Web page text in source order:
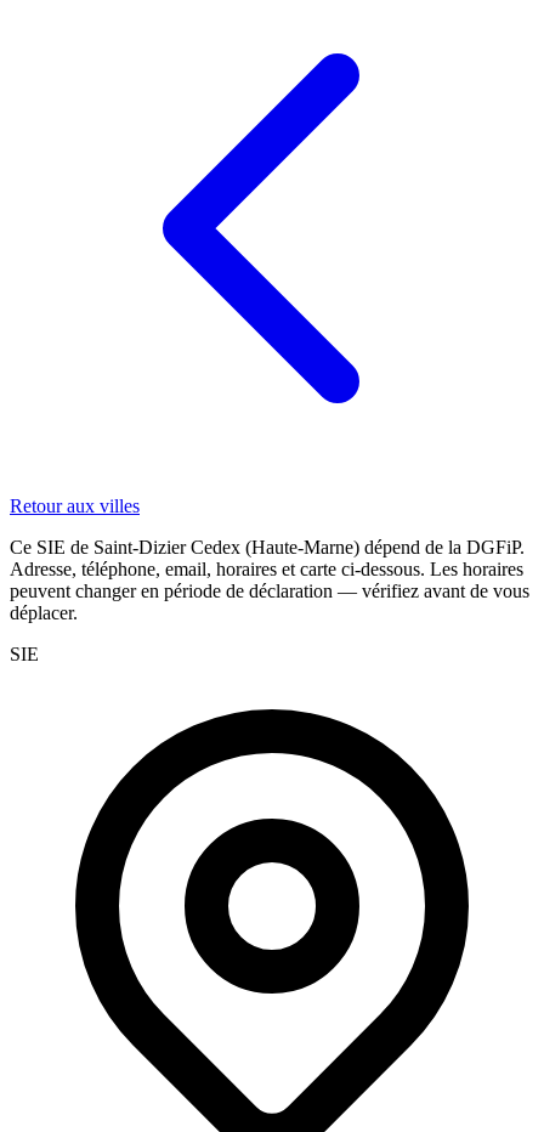
Retour aux villes
Ce SIE de Saint-Dizier Cedex (Haute-Marne) dépend de la DGFiP.
Adresse, téléphone, email, horaires et carte ci-dessous. Les horaires
peuvent changer en période de déclaration — vérifiez avant de vous
déplacer.
SIE